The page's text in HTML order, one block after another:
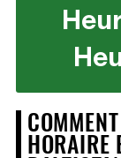
HORAIRE